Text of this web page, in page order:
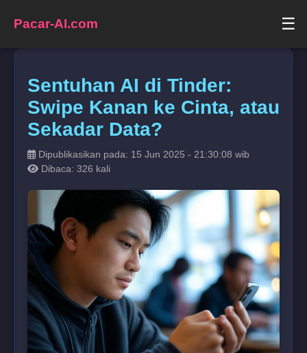
Pacar-AI.com ☰
Sentuhan AI di Tinder:
Swipe Kanan ke Cinta, atau
Sekadar Data?
Dipublikasikan pada: 15 Jun 2025 - 21:30:08 wib
Dibaca: 326 kali